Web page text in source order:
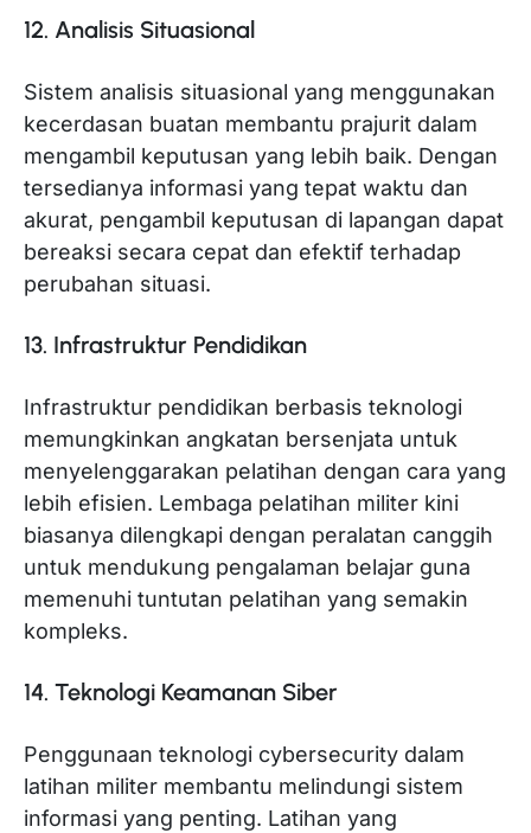
12. Analisis Situasional
Sistem analisis situasional yang menggunakan
kecerdasan buatan membantu prajurit dalam
mengambil keputusan yang lebih baik. Dengan
tersedianya informasi yang tepat waktu dan
akurat, pengambil keputusan di lapangan dapat
bereaksi secara cepat dan efektif terhadap
perubahan situasi.
13. Infrastruktur Pendidikan
Infrastruktur pendidikan berbasis teknologi
memungkinkan angkatan bersenjata untuk
menyelenggarakan pelatihan dengan cara yang
lebih efisien. Lembaga pelatihan militer kini
biasanya dilengkapi dengan peralatan canggih
untuk mendukung pengalaman belajar guna
memenuhi tuntutan pelatihan yang semakin
kompleks.
14. Teknologi Keamanan Siber
Penggunaan teknologi cybersecurity dalam
latihan militer membantu melindungi sistem
informasi yang penting. Latihan yang